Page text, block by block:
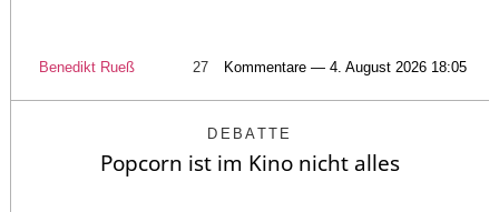
Benedikt Rueß 27 Kommentare — 4. August 2026 18:05
DEBATTE
Popcorn ist im Kino nicht alles